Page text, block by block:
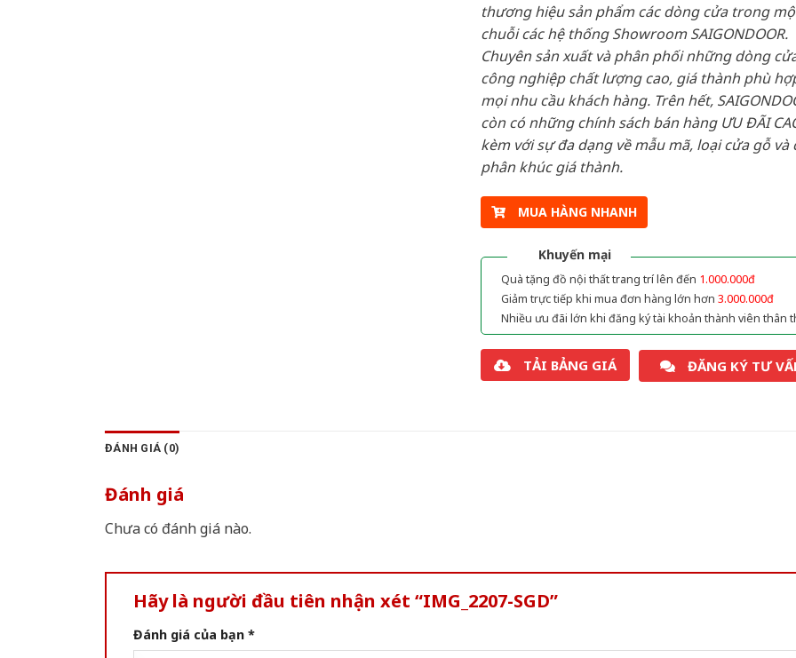
thương hiệu sản phẩm các dòng cửa trong
chuỗi các hệ thống Showroom SAIGONDOOR.
Chuyên sản xuất và phân phối những dòng
công nghiệp chất lượng cao, giá thành phù
mọi nhu cầu khách hàng. Trên hết,
còn có những chính sách bán hàng ƯU ĐÃI
kèm với sự đa dạng về mẫu mã, loại cửa gỗ và
phân khúc giá thành.
MUA HÀNG NHANH
Khuyến mại
Quà tặng đồ nội thất trang trí lên đến 1.000.000đ
Giảm trực tiếp khi mua đơn hàng lớn hơn 3.000.000đ
Nhiều ưu đãi lớn khi đăng ký tài khoản thành viên thân
TẢI BẢNG GIÁ ĐĂNG KÝ TƯ
ĐÁNH GIÁ (0)
Đánh giá
Chưa có đánh giá nào.
Hãy là người đầu tiên nhận xét “IMG_2207-SGD”
Đánh giá của bạn *